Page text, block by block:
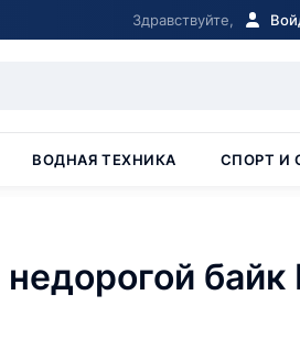
Здравствуйте,
ВОДНАЯ ТЕХНИКА СПОРТ И